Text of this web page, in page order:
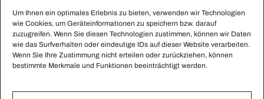
Um Ihnen ein optimales Erlebnis zu bieten, verwenden wir Technologien
wie Cookies, um Geräteinformationen zu speichern bzw. darauf
zuzugreifen. Wenn Sie diesen Technologien zustimmen, können wir Daten
wie das Surfverhalten oder eindeutige IDs auf dieser Website verarbeiten.
Wenn Sie Ihre Zustimmung nicht erteilen oder zurückziehen, können
bestimmte Merkmale und Funktionen beeinträchtigt werden.